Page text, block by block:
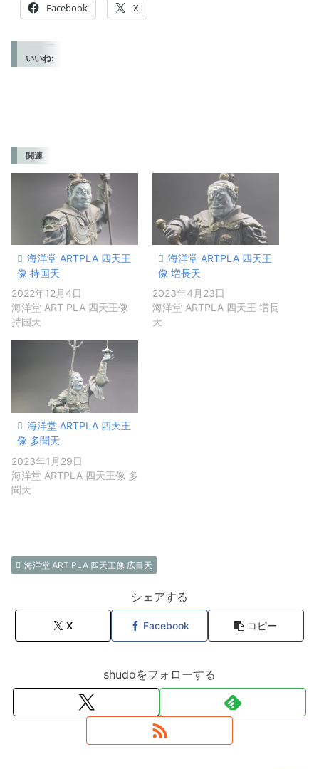
Facebook X
いいね:
関連
海洋堂 ARTPLA 四天王
像 持国天
2022年12月4日
海洋堂 ART PLA 四天王像
持国天
海洋堂 ARTPLA 四天王
像 増長天
2023年4月23日
海洋堂 ARTPLA 四天王 増長
天
海洋堂 ARTPLA 四天王
像 多聞天
2023年1月29日
海洋堂 ARTPLA 四天王像 多
聞天
海洋堂 ART PLA 四天王像 広目天
シェアする
X Facebook コピー
shudoをフォローする